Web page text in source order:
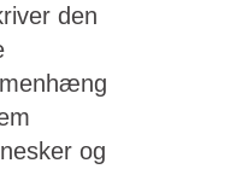
den
og